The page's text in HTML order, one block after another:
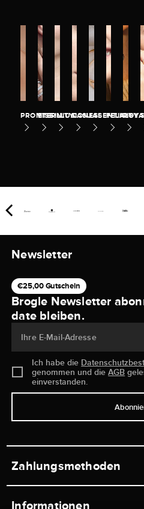
PROMISEETERNITY
ILLUSION
CASUALESSENTIALS
FELICITY
Newsletter
€25,00 Gutschein
Brogle Newsletter
date bleiben.
Ihre E-Mail-Adresse
Ich habe die
genommen und dieAGB
einverstanden.
Zahlungsmethoden
Informationen